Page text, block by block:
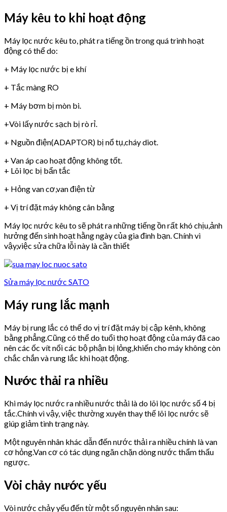
Máy kêu to khi hoạt động
Máy lọc nước kêu to, phát ra tiếng ồn trong quá trình hoạt
động có thể do:
+ Máy lọc nước bị e khí
+ Tắc màng RO
+ Máy bơm bị mòn bi.
+Vòi lấy nước sạch bị rò rỉ.
+ Nguồn điện(ADAPTOR) bị nổ tụ,cháy diot.
+ Van áp cao hoạt động không tốt.
+ Lõi lọc bị bẩn tắc
+ Hỏng van cơ,van điện từ
+ Vị trí đặt máy không cân bằng
Máy lọc nước kêu to sẽ phát ra những tiếng ồn rất khó chịu,ảnh
hưởng đến sinh hoạt hằng ngày của gia đình bạn. Chính vì
vậy,việc sửa chữa lỗi này là cần thiết
Sửa máy lọc nước SATO
Máy rung lắc mạnh
Máy bị rung lắc có thể do vị trí đặt máy bị cập kênh, không
bằng phẳng.Cũng có thể do tuổi thọ hoạt động của máy đã cao
nên các ốc vít nối các bộ phận bị lỏng,khiến cho máy không còn
chắc chắn và rung lắc khi hoạt động.
Nước thải ra nhiều
Khi máy lọc nước ra nhiều nước thải là do lõi lọc nước số 4 bị
tắc.Chính vì vậy, việc thường xuyên thay thế lõi lọc nước sẽ
giúp giảm tình trạng này.
Một nguyên nhân khác dẫn đến nước thải ra nhiều chính là van
cơ hỏng.Van cơ có tác dụng ngăn chặn dòng nước thẩm thấu
ngược.
Vòi chảy nước yếu
Vòi nước chảy yếu đến từ một số nguyên nhân sau: